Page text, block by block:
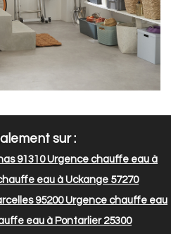
sur :
91310Urgence chauffe eau à
eau à Uckange 57270
95200Urgence chauffe eau
eau à Pontarlier 25300